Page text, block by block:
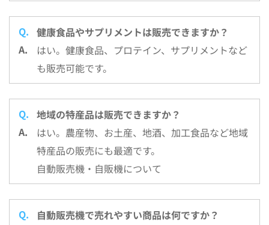
健康食品やサプリメントは販売できますか？
はい。健康食品、プロテイン、サプリメントなど
も販売可能です。
地域の特産品は販売できますか？
はい。農産物、お土産、地酒、加工食品など地域
特産品の販売にも最適です。
自動販売機・自販機について
自動販売機で売れやすい商品は何ですか？